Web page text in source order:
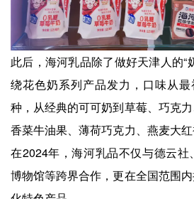
此后，海河乳品除了做好天津人的“
绕花色奶系列产品发力，口味从
种，从经典的可可奶到草莓、巧克
香菜牛油果、薄荷巧克力、燕麦大
在2024年，海河乳品不仅与德云
博物馆等跨界合作，更在全国范围